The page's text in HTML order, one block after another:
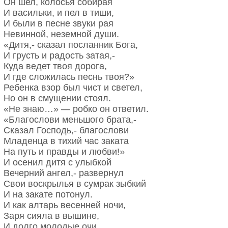
Как «В Сокольниках» Левитана,
Только женской фигурки нету…
И сейчас тут, как в тот же день,
Все пылает и золотится.
Только горечь в душе, как тень,
Черной кошкою копошится.
Можно все погрузить во мрак,
Жить и слушать, как ливни плачут,
Можно радость спустить, как стяг…
Можно так. А можно не так,
А ведь можно же все иначе!
И чего бы душа ни изведала,
Как ни било б нас вкривь и вкось,
Если счастье оборвалось,
Разве значит, что счастья не было?!
И какая б ни жгла нас мука,
Но всему ль суждено сгореть?
Тяжелейшая вещь — разлука,
Но разлука еще не смерть!
Я найду тебя. Я разрушу
Льды молчания. Я спешу!
В белоснежных рубашках,
Целый год встречи ждать.
До свидания, лето,
С бирюзовым рассветом!
Ни за что не вернуть
Запах летних мечтаний,
Неуемных желаний…
В этом жизни всей суть.
Галина Свиридова
Он шел, колосья собирая
И васильки, и пел в тиши,
И были в песне звуки рая
Невинной, неземной души.
«Дитя,- сказал посланник Бога,
И грусть и радость затая,-
Куда ведет твоя дорога,
И где сложилась песнь твоя?»
Ребенка взор был чист и светел,
Но он в смущении стоял.
«Не знаю…» — робко он ответил.
«Благослови меньшого брата,-
Сказал Господь,- благослови
Младенца в тихий час заката
На путь и правды и любви!»
И осенил дитя с улыбкой
Вечерний ангел,- развернул
Свои воскрылья в сумрак зыбкий
И на закате потонул.
И как алтарь весенней ночи,
Заря сияла в вышине,